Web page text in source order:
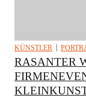
KÜNSTLER
RASANTER